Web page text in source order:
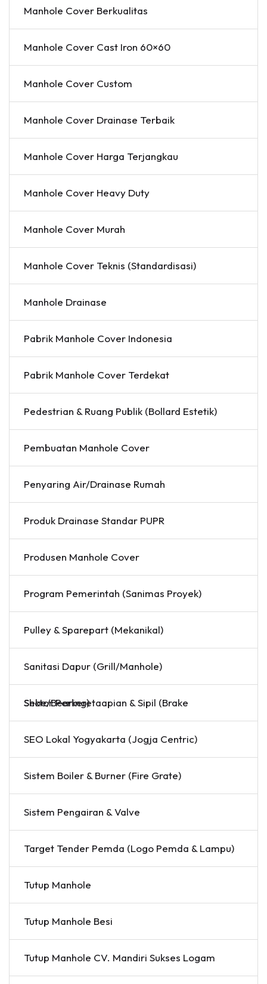
Manhole Cover Berkualitas
Manhole Cover Cast Iron 60×60
Manhole Cover Custom
Manhole Cover Drainase Terbaik
Manhole Cover Harga Terjangkau
Manhole Cover Heavy Duty
Manhole Cover Murah
Manhole Cover Teknis (Standardisasi)
Manhole Drainase
Pabrik Manhole Cover Indonesia
Pabrik Manhole Cover Terdekat
Pedestrian & Ruang Publik (Bollard Estetik)
Pembuatan Manhole Cover
Penyaring Air/Drainase Rumah
Produk Drainase Standar PUPR
Produsen Manhole Cover
Program Pemerintah (Sanimas Proyek)
Pulley & Sparepart (Mekanikal)
Sanitasi Dapur (Grill/Manhole)
Sektor Perkeretaapian & Sipil (Brake Shoe/Bearing)
SEO Lokal Yogyakarta (Jogja Centric)
Sistem Boiler & Burner (Fire Grate)
Sistem Pengairan & Valve
Target Tender Pemda (Logo Pemda & Lampu)
Tutup Manhole
Tutup Manhole Besi
Tutup Manhole CV. Mandiri Sukses Logam